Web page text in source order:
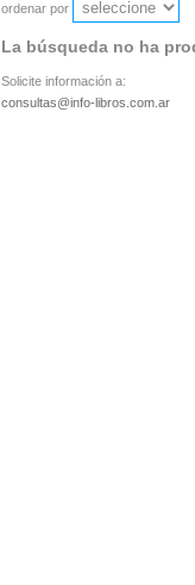
ordenar por
La búsqueda no ha
Solicite información a:
consultas@info-libros.com.ar